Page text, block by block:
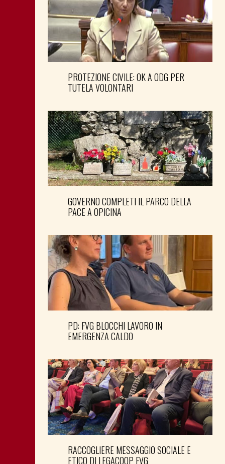
PROTEZIONE CIVILE: OK A ODG PER
TUTELA VOLONTARI
GOVERNO COMPLETI IL PARCO DELLA
PACE A OPICINA
PD: FVG BLOCCHI LAVORO IN
EMERGENZA CALDO
RACCOGLIERE MESSAGGIO SOCIALE E
ETICO DI LEGACOOP FVG